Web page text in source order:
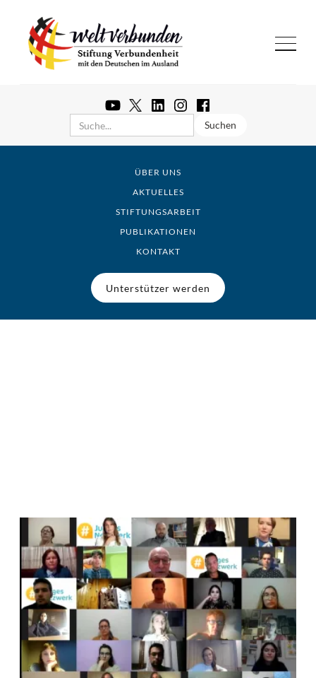
ÜBER UNS
AKTUELLES
STIFTUNGSARBEIT
PUBLIKATIONEN
KONTAKT
Unterstützer werden